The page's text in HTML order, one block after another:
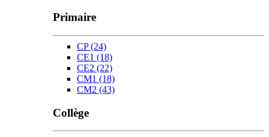
Primaire
CP(24)
CE1 (18)
CE2 (22)
CM1 (18)
CM2 (43)
Collège